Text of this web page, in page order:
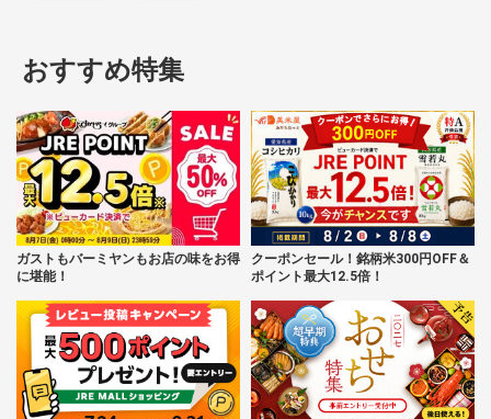
おすすめ特集
ガストもバーミヤンもお店の味をお得
に堪能！
クーポンセール！銘柄米300円OFF＆
ポイント最大12.5倍！